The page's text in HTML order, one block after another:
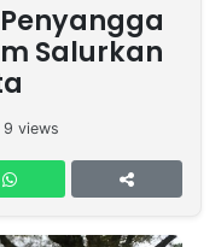
Salurkan
9 views